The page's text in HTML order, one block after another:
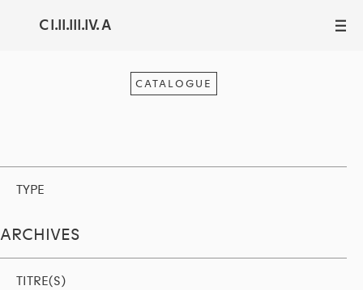
C I.II.III.IV. A III
CATALOGUE
TYPE
ARCHIVES
TITRE(S)